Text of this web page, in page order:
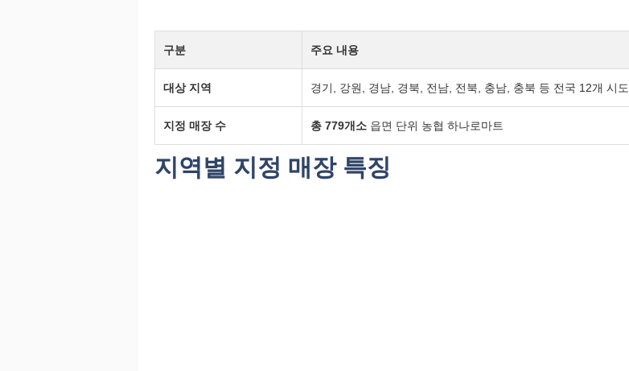
구분 주요 내용
대상 지역 경기, 강원, 경남, 경북, 전남, 전북, 충남, 충북 등 전국 12개 시도
지정 매장 수 총 779개소 읍면 단위 농협 하나로마트
지역별 지정 매장 특징